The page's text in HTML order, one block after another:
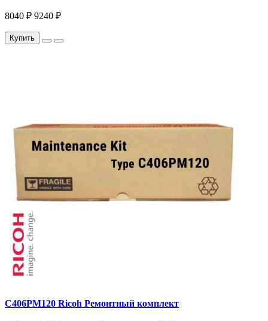
8040 ₽ 9240 ₽
Купить
C406PM120 Ricoh Ремонтный комплект